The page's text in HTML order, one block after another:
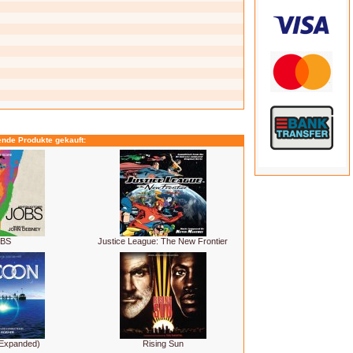
Produkte gekauft:
Justice League: The New Frontier
Rising Sun